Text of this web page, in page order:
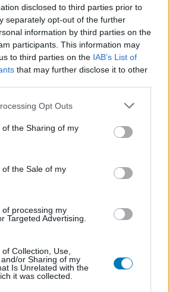
disclosed to third parties prior to
separately opt-out of the further
information by third parties on the
participants. This information may
to third parties on the IAB’s List of
that may further disclose it to other
app uses one or more Google
or usage behaviour. You may click to
to Google and its third-party tags to
specified purposes in below Google
Opt Outs
the Sharing of my
the Sale of my
processing my
Targeted Advertising.
Collection, Use,
or Sharing of my
Is Unrelated with the
it was collected.
meglepték a Kingdom
gyűjtői változatával
egyik helyszínül szolgáló
kapta az ajándékot.